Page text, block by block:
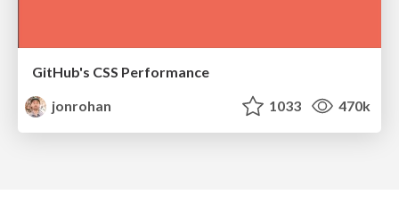
GitHub's CSS Performance
jonrohan
1033 470k